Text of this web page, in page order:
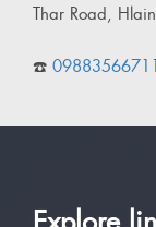
Thar Road,
☎️ 09883566711